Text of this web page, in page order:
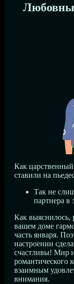
Как
ставили на
Так не
партнера в
Как выяснилось,
вашем доме
часть января.
настроении
счастливы! Мир
романтического
взаимным
внимания.